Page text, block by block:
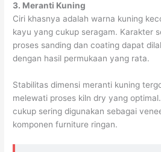
3. Meranti Kuning
Ciri khasnya adalah warna kuning
kayu yang cukup seragam. Karakter
proses sanding dan coating dapat
dengan hasil permukaan yang rata.
Stabilitas dimensi meranti kuning
melewati proses kiln dry yang
cukup sering digunakan sebagai
komponen furniture ringan.